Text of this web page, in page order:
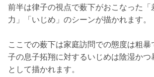
前半は律子の視点で薮下がおこなった「
力」「いじめ」のシーンが描かれます。
ここでの薮下は家庭訪問での態度は粗
子の息子拓翔に対するいじめは陰湿かつ
として描かれます。